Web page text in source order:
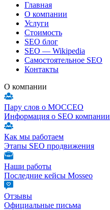
Главная
О компании
Услуги
Стоимость
SEO блог
SEO — Wikipedia
Самостоятельное SEO
Контакты
О компании
Пару слов о МОССЕО
Информация о SEO компании
Как мы работаем
Этапы SEO продвижения
Наши работы
Последние кейсы Mosseo
Отзывы
Официальные письма